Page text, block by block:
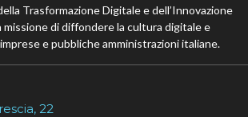
Trasformazione Digitale e dell’Innovazione
missione di diffondere la cultura digitale e
e pubbliche amministrazioni italiane.
22